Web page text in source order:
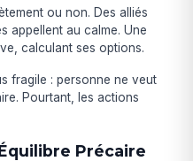
ou non. Des alliés
appellent au calme. Une
calculant ses options.
fragile : personne ne veut
Pourtant, les actions
Précaire